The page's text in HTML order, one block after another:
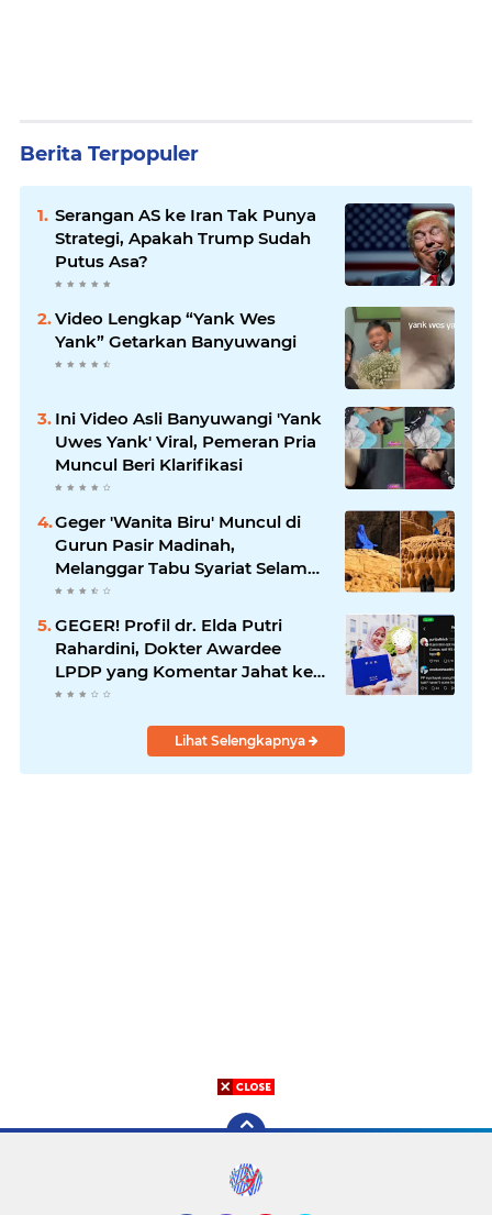
Berita Terpopuler
Serangan AS ke Iran Tak Punya
Strategi, Apakah Trump Sudah
Putus Asa?
Video Lengkap “Yank Wes
Yank” Getarkan Banyuwangi
Ini Video Asli Banyuwangi 'Yank
Uwes Yank' Viral, Pemeran Pria
Muncul Beri Klarifikasi
Geger 'Wanita Biru' Muncul di
Gurun Pasir Madinah,
Melanggar Tabu Syariat Selama
Seribu Tahun
GEGER! Profil dr. Elda Putri
Rahardini, Dokter Awardee
LPDP yang Komentar Jahat ke
Pasien BPJS
Lihat Selengkapnya